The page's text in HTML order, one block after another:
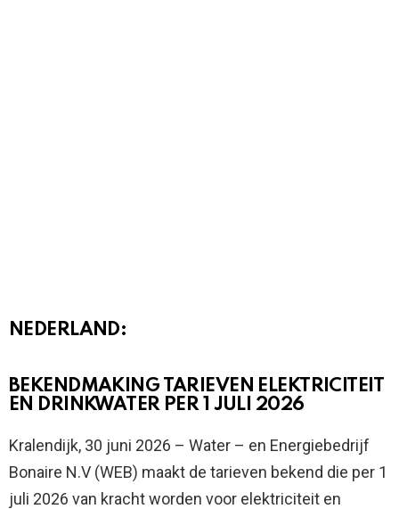
NEDERLAND:
BEKENDMAKING TARIEVEN ELEKTRICITEIT
EN DRINKWATER PER 1 JULI 2026
Kralendijk, 30 juni 2026 – Water – en Energiebedrijf
Bonaire N.V (WEB) maakt de tarieven bekend die per 1
juli 2026 van kracht worden voor elektriciteit en